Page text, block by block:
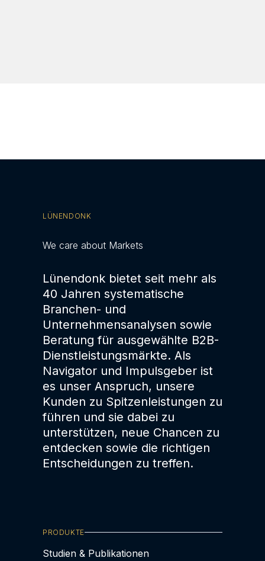
LÜNENDONK
We care about Markets
Lünendonk bietet seit mehr als
40 Jahren systematische
Branchen- und
Unternehmensanalysen sowie
Beratung für ausgewählte B2B-
Dienstleistungsmärkte. Als
Navigator und Impulsgeber ist
es unser Anspruch, unsere
Kunden zu Spitzenleistungen zu
führen und sie dabei zu
unterstützen, neue Chancen zu
entdecken sowie die richtigen
Entscheidungen zu treffen.
PRODUKTE
Studien & Publikationen